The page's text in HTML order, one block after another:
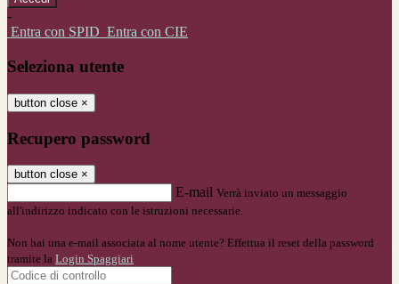
-
Entra con SPID Entra con CIE
Seleziona utente
button close ×
Recupero password
button close ×
E-mail Verrà inviato un messaggio
all'indirizzo indicato con le istruzioni necessarie.
Non hai una e-mail associata al nome utente? Effettua il reset della password
tramite la Login Spaggiari